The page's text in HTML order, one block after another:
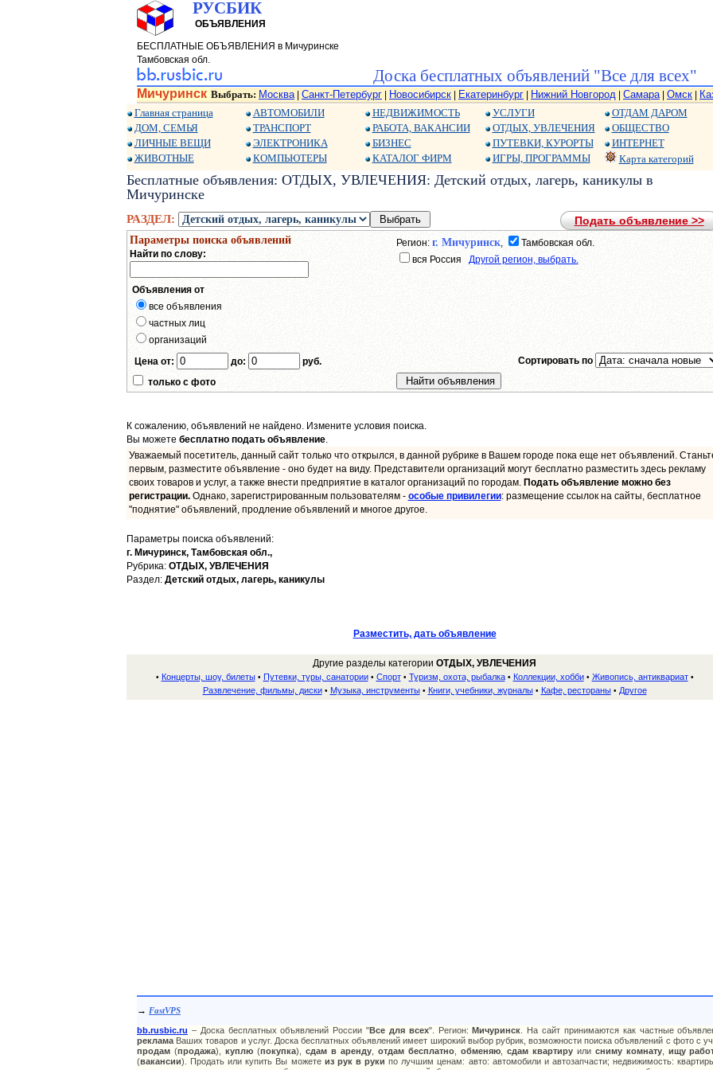
РУСБИК
ОБЪЯВЛЕНИЯ
БЕСПЛАТНЫЕ ОБЪЯВЛЕНИЯ в Мичуринске
Тамбовская обл.
Доска бесплатных объявлений "Все для всех"
Мичуринск Выбрать: Москва| Санкт-Петербург Новосибирск Екатеринбург Нижний Новгород Самара| Омск
Главная страница
ДОМ, СЕМЬЯ
ЛИЧНЫЕ ВЕЩИ
ЖИВОТНЫЕ
АВТОМОБИЛИ
ТРАНСПОРТ
ЭЛЕКТРОНИКА
КОМПЬЮТЕРЫ
НЕДВИЖИМОСТЬ
РАБОТА, ВАКАНСИИ
БИЗНЕС
КАТАЛОГ ФИРМ
УСЛУГИ
ОТДЫХ, УВЛЕЧЕНИЯ
ПУТЕВКИ, КУРОРТЫ
ИГРЫ, ПРОГРАММЫ
ОТДАМ ДАРОМ
ОБЩЕСТВО
ИНТЕРНЕТ
Карта категорий
Бесплатные объявления: ОТДЫХ, УВЛЕЧЕНИЯ: Детский отдых, лагерь, каникулы в
Мичуринске
РАЗДЕЛ: Подать объявление >>
Параметры поиска объявлений
Найти по слову:
Регион: г. Мичуринск,
Тамбовская обл.
вся Россия Другой регион, выбрать.
Объявления от
все объявления
частных лиц
организаций
Цена от:
до: руб.
Сортировать по
только с фото
К сожалению, объявлений не найдено. Измените условия поиска.
Вы можете бесплатно подать объявление.
Уважаемый посетитель, данный сайт только что открылся, в данной рубрике в Вашем городе пока еще нет объявлений.
первым, разместите объявление - оно будет на виду. Представители организаций могут бесплатно разместить здесь рекламу
своих товаров и услуг, а также внести предприятие в каталог организаций по городам. Подать объявление можно без
регистрации.Однако, зарегистрированным пользователям - особые привилегии: размещение ссылок на сайты, бесплатное
"поднятие" объявлений, продление объявлений и многое другое.
Параметры поиска объявлений:
г. Мичуринск, Тамбовская обл.,
Рубрика: ОТДЫХ, УВЛЕЧЕНИЯ
Раздел: Детский отдых, лагерь, каникулы
Разместить, дать объявление
Другие разделы категории ОТДЫХ, УВЛЕЧЕНИЯ
• Концерты, шоу, билеты• Путевки, туры, санатории• Спорт• Туризм, охота, рыбалка• Коллекции, хобби• Живопись, антиквариат•
Развлечение, фильмы, диски• Музыка, инструменты• Книги, учебники, журналы• Кафе, рестораны• Другое
→ FastVPS
bb.rusbic.ru – Доска бесплатных объявлений России "Все для всех". Регион:Мичуринск . На сайт принимаются как частные
реклама Ваших товаров и услуг. Доска бесплатных объявлений имеет широкий выбор рубрик, возможности поиска объявлений с фото с
продам (продажа), куплю(покупка), сдам в аренду, отдам бесплатно, обменяю, сдам квартируили сниму комнату, ищу
(вакансии). Продать или купить Вы можете из рук в руки по лучшим ценам: авто: автомобили и автозапчасти; недвижимость: